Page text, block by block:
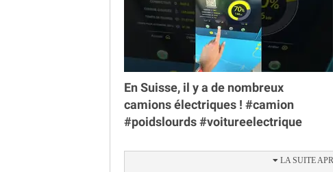
En Suisse, il y a de nombreux
camions électriques ! #camion
#poidslourds #voitureelectrique